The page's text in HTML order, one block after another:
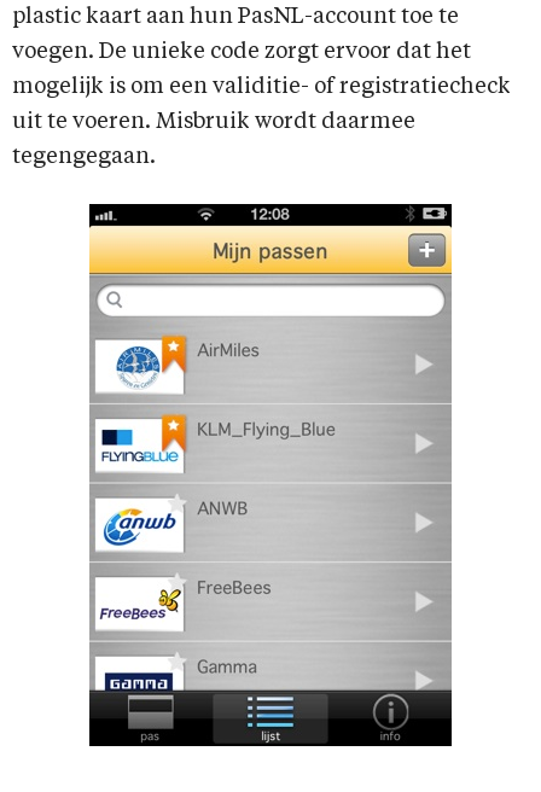
plastic kaart aan hun PasNL-account toe te
voegen. De unieke code zorgt ervoor dat het
mogelijk is om een validitie- of registratiecheck
uit te voeren. Misbruik wordt daarmee
tegengegaan.